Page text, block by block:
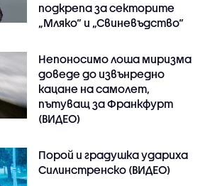
подкрепа за секторите
„Мляко“ и „Свиневъдство“
Непоносимо лоша миризма
доведе до извънредно
кацане на самолет,
пътуващ за Франкфурт
(ВИДЕО)
Порой и градушка удариха
Силинстренско (ВИДЕО)